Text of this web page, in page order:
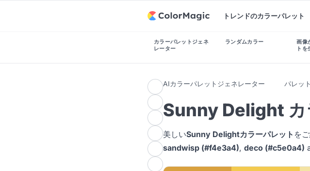
トレンドのカラーパレット
カラーパレットジェネ
レーター
ランダムカラー
画像
トを
AIカラーパレットジェネレーター パレッ
Sunny Delight カ
美しいSunny Delightカラーパレット を
sandwisp (#f4e3a4), deco (#c5e0a4)